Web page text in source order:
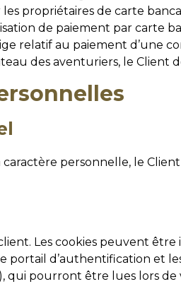
propriétaires de carte
de paiement par carte
relatif au paiement d’une
des aventuriers, le Client
personnelle, le
Les cookies peuvent
d’authentification et
pourront être lues lors de